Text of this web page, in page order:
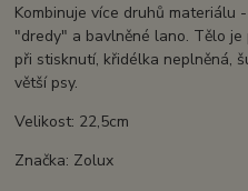
Kombinuje více druhů materiálu
"dredy" a bavlněné lano. Tělo
při stisknutí, křidélka neplněná,
větší psy.
Velikost: 22,5cm
Značka: Zolux